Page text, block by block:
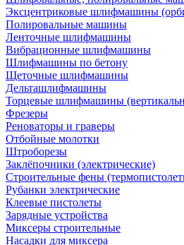
Эксцентриковые шлифмашины
Полировальные машины
Ленточные шлифмашины
Вибрационные шлифмашины
Шлифмашины по бетону
Щеточные шлифмашины
Дельташлифмашины
Торцевые шлифмашины
Фрезеры
Реноваторы и граверы
Отбойные молотки
Штроборезы
Заклёпочники (электрические)
Строительные фены
Рубанки электрические
Клеевые пистолеты
Зарядные устройства
Миксеры строительные
Насадки для миксера